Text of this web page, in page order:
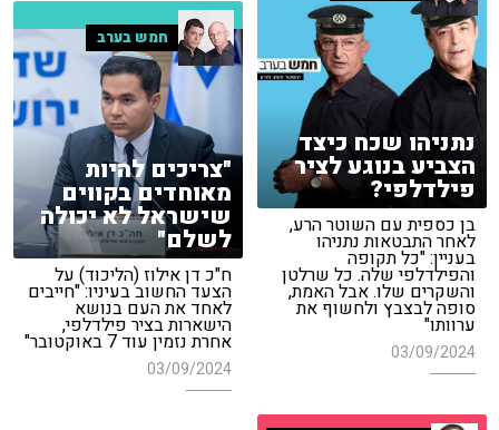
נתניהו שכח כיצד
הצביע בנוגע לציר
פילדלפי?
בן כספית עם השוטר הרע,
לאחר התבטאות נתניהו
בעניין: "כל תקופה
והפילדלפי שלה. כל שרלטן
והשקרים שלו. אבל האמת,
סופה לבצבץ ולחשוף את
ערוותו"
03/09/2024
חמש בערב
"צריכים להיות
מאוחדים בקווים
שישראל לא יכולה
לשלם"
ח"כ דן אילוז (הליכוד) על
הצעד החשוב בעיניו: "חייבים
לאחד את העם בנושא
הישארות בציר פילדלפי,
אחרת נזמין עוד 7 באוקטובר"
03/09/2024